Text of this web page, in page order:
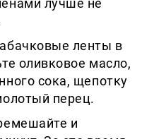
ленты в
оливковое масло,
сока, щепотку
перец.
и